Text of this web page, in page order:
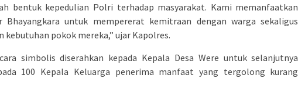
bentuk kepedulian Polri terhadap masyarakat. Kami memanfaatkan
Bhayangkara untuk mempererat kemitraan dengan warga sekaligus
kebutuhan pokok mereka,” ujar Kapolres.
simbolis diserahkan kepada Kepala Desa Were untuk selanjutnya
100 Kepala Keluarga penerima manfaat yang tergolong kurang